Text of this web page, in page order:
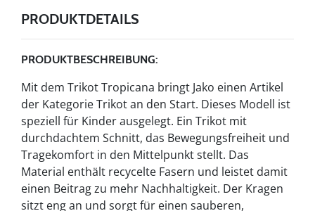
PRODUKTDETAILS
PRODUKTBESCHREIBUNG:
Mit dem Trikot Tropicana bringt Jako einen Artikel
der Kategorie Trikot an den Start. Dieses Modell ist
speziell für Kinder ausgelegt. Ein Trikot mit
durchdachtem Schnitt, das Bewegungsfreiheit und
Tragekomfort in den Mittelpunkt stellt. Das
Material enthält recycelte Fasern und leistet damit
einen Beitrag zu mehr Nachhaltigkeit. Der Kragen
sitzt eng an und sorgt für einen sauberen,